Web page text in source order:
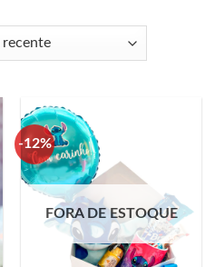
-12%
FORA DE ESTOQUE